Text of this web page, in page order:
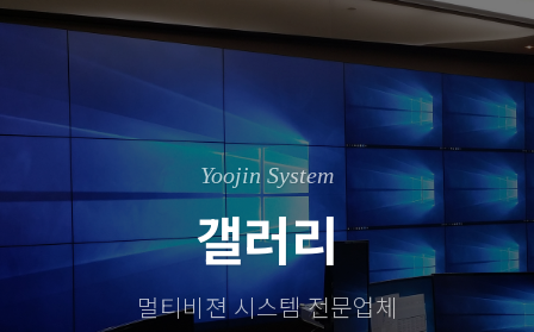
Yoojin System
갤러리
멀티비젼 시스템 전문업체